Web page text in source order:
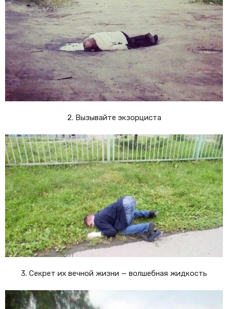
2. Вызывайте экзорциста
3. Секрет их вечной жизни — волшебная жидкость